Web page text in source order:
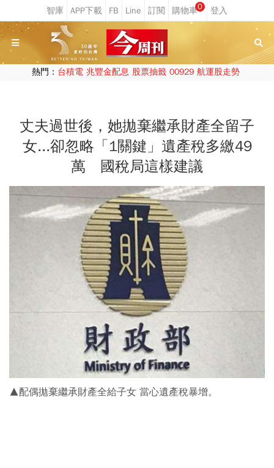
0
熱門： 台積電 兆豐金配息 股票抽籤 00929 航運股走勢
丈夫過世後，她拋棄繼承財產全留子
女...卻忽略「1關鍵」遺產稅多繳49
萬 國稅局這樣建議
▲配偶拋棄繼承財產全給子女 當心遺產稅暴增。